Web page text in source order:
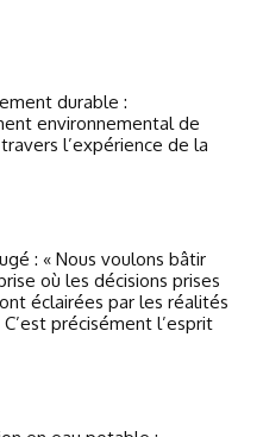
durable :
environnemental de
l’expérience de la
: « Nous voulons bâtir
où les décisions prises
éclairées par les réalités
précisément l’esprit